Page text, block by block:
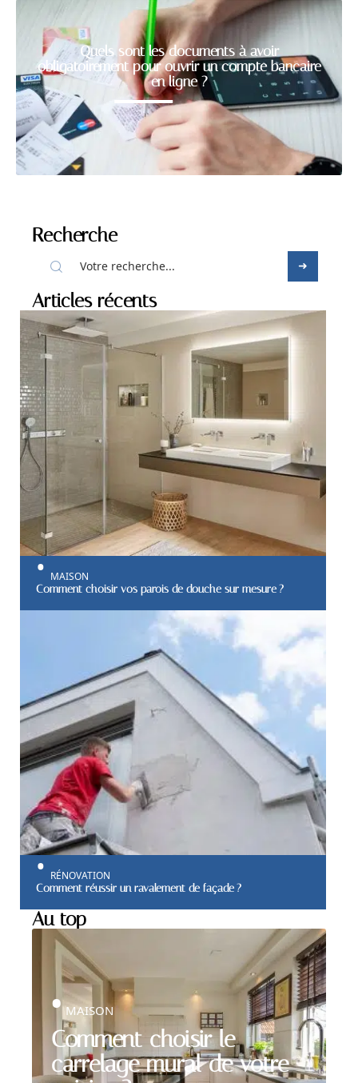
Quels sont les documents à avoir
obligatoirement pour ouvrir un compte bancaire
en ligne ?
Recherche
Articles récents
MAISON
Comment choisir vos parois de douche sur mesure ?
RÉNOVATION
Comment réussir un ravalement de façade ?
Au top
Comment choisir le
carrelage mural de votre
MAISON